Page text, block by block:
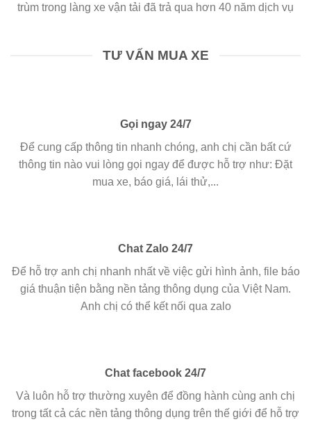
trùm trong làng xe vận tải đã trả qua hơn 40 năm dịch vụ
TƯ VẤN MUA XE
Gọi ngay 24/7
Để cung cấp thông tin nhanh chóng, anh chị cần bất cứ
thông tin nào vui lòng gọi ngay để được hỗ trợ như: Đặt
mua xe, báo giá, lái thử,...
Chat Zalo 24/7
Để hỗ trợ anh chị nhanh nhất về việc gửi hình ảnh, file báo
giá thuận tiện bằng nền tảng thông dụng của Việt Nam.
Anh chị có thể kết nối qua zalo
Chat facebook 24/7
Và luôn hỗ trợ thường xuyên để đồng hành cùng anh chị
trong tất cả các nền tảng thông dụng trên thế giới để hỗ trợ